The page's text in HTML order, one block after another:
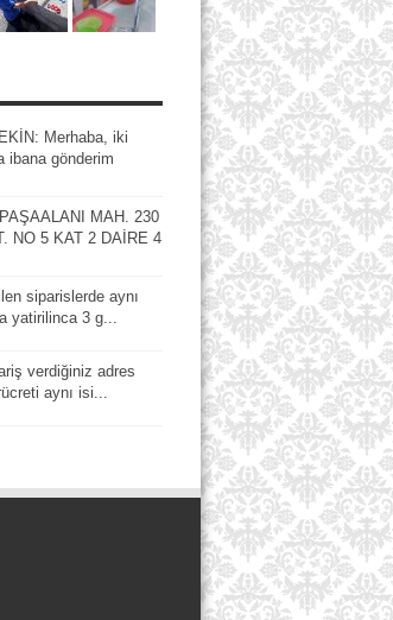
Merhaba, iki
ibana gönderim
MAH. 230
NO 5 KAT 2 DAİRE 4
siparislerde aynı
yatirilinca 3 g...
verdiğiniz adres
aynı isi...